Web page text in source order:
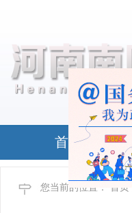
首页
您当前的位置： 首页